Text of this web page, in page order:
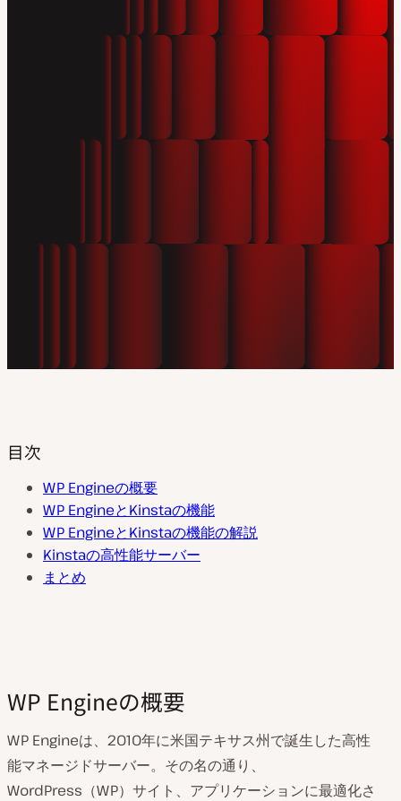
目次
WP Engineの概要
WP EngineとKinstaの機能
WP EngineとKinstaの機能の解説
Kinstaの高性能サーバー
まとめ
WP Engineの概要
WP Engineは、2010年に米国テキサス州で誕生した高性
能マネージドサーバー。その名の通り、
WordPress（WP）サイト、アプリケーションに最適化さ